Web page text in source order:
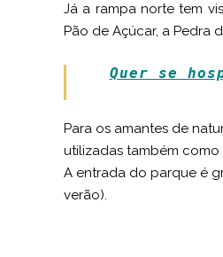
Já a rampa norte tem
Pão de Açúcar, a Pedra
Quer se
Para os amantes de
utilizadas também
A entrada do parque é
verão).